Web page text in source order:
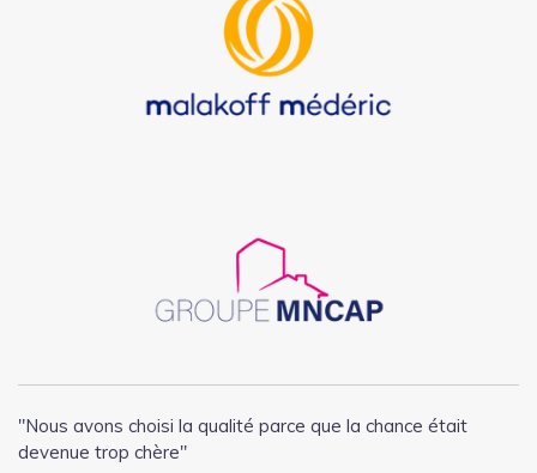
"Nous avons choisi la qualité parce que la chance était
devenue trop chère"